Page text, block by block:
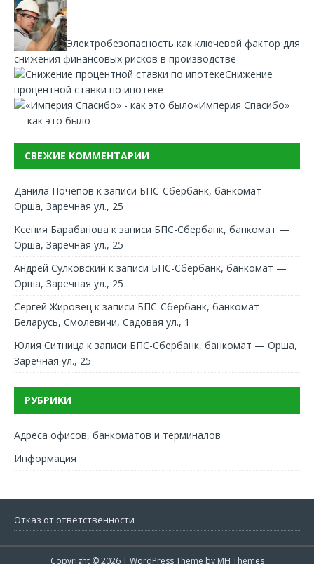
Электробезопасность как ключевой фактор для
снижения финансовых рисков в производстве
Снижение
процентной ставки по ипотеке
«Империя Спасибо»
— как это было
СВЕЖИЕ КОММЕНТАРИИ
Данила Почепов к записи БПС-Сбербанк, банкомат —
Орша, Заречная ул., 25
Ксения Барабанова к записи БПС-Сбербанк, банкомат —
Орша, Заречная ул., 25
Андрей Сулковский к записи БПС-Сбербанк, банкомат —
Орша, Заречная ул., 25
Сергей Жировец к записи БПС-Сбербанк, банкомат —
Беларусь, Смолевичи, Садовая ул., 1
Юлия Ситница к записи БПС-Сбербанк, банкомат — Орша,
Заречная ул., 25
РУБРИКИ
Адреса офисов, банкоматов и терминалов
Информация
Отказ от ответственности
Copyright © 2026 | WordPress Theme by MH Themes